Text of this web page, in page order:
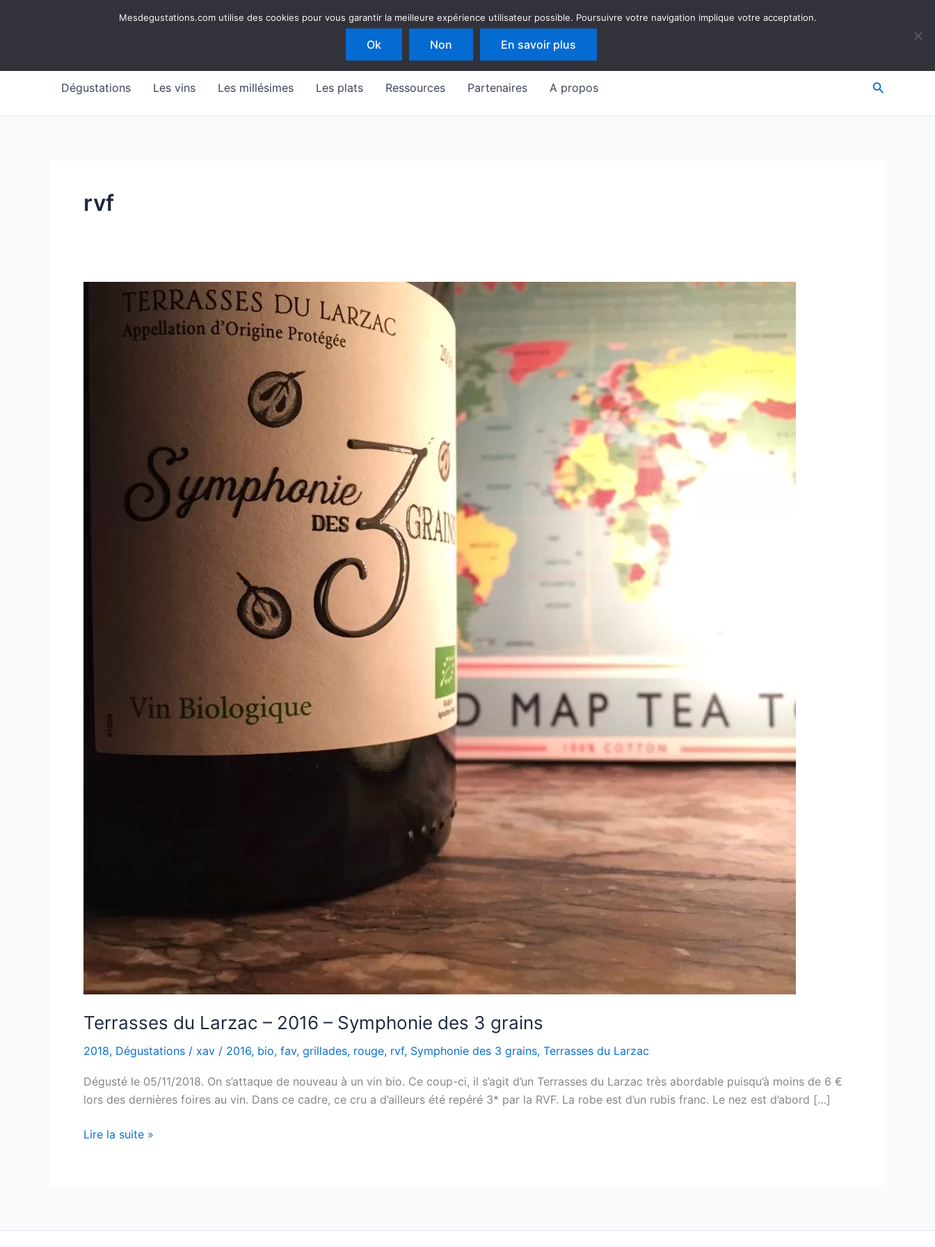
Mesdegustations
Dégustations Les vins Les millésimes Les plats Ressources Partenaires A propos
rvf
Terrasses du Larzac – 2016 – Symphonie des 3 grains
2018, Dégustations / xav / 2016, bio, fav, grillades, rouge, rvf, Symphonie des 3 grains, Terrasses du Larzac
Dégusté le 05/11/2018. On s’attaque de nouveau à un vin bio. Ce coup-ci, il s’agit d’un Terrasses du Larzac très abordable puisqu’à moins de 6 €
lors des dernières foires au vin. Dans ce cadre, ce cru a d’ailleurs été repéré 3* par la RVF. La robe est d’un rubis franc. Le nez est d’abord […]
Terrasses
Lire la suite »
Mesdegustations.com utilise des cookies pour vous garantir la meilleure expérience utilisateur possible. Poursuivre votre navigation implique votre acceptation.
Ok Non En savoir plus